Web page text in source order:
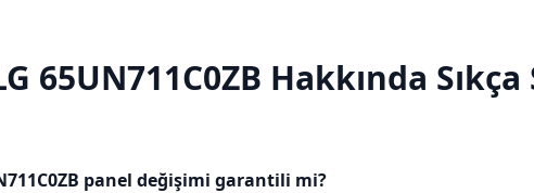
65UN711C0ZB Hakkında
panel değişimi garantili mi?